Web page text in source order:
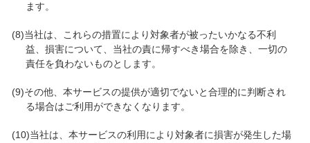
ます。
(8)当社は、これらの措置により対象者が被ったいかなる不利
益、損害について、当社の責に帰すべき場合を除き、一切の
責任を負わないものとします。
(9)その他、本サービスの提供が適切でないと合理的に判断され
る場合はご利用ができなくなります。
(10)当社は、本サービスの利用により対象者に損害が発生した場